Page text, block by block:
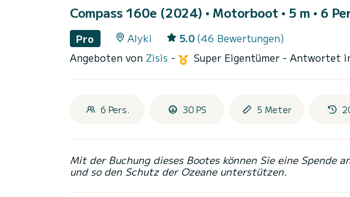
Compass 160e (2024) • Motorboot • 5 m • 6
Pro Alyki 5.0 (46 Bewertungen)
Angeboten von Zisis - Super Eigentümer - Antwortet
6 Pers. 30 PS 5 Meter
Mit der Buchung dieses Bootes können Sie eine Spende
und so den Schutz der Ozeane unterstützen.